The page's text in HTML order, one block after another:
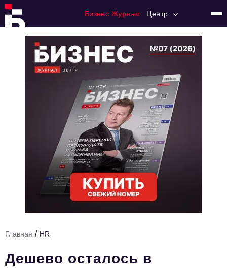
Бизнес Журнал: Центр
Регулирование
Премия "Тульский Бизнес"
История тульского предпринимательства
Тема номера
Главная / HR
Дешево осталось в